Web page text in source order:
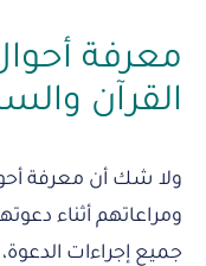
معرفة
القرآن
ولا شك أن معرفة
ومراعاتهم أثناء
جميع إجراءات الدعوة،